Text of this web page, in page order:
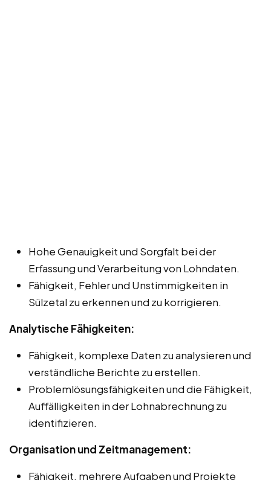
Hohe Genauigkeit und Sorgfalt bei der
Erfassung und Verarbeitung von Lohndaten.
Fähigkeit, Fehler und Unstimmigkeiten in
Sülzetal zu erkennen und zu korrigieren.
Analytische Fähigkeiten:
Fähigkeit, komplexe Daten zu analysieren und
verständliche Berichte zu erstellen.
Problemlösungsfähigkeiten und die Fähigkeit,
Auffälligkeiten in der Lohnabrechnung zu
identifizieren.
Organisation und Zeitmanagement:
Fähigkeit, mehrere Aufgaben und Projekte